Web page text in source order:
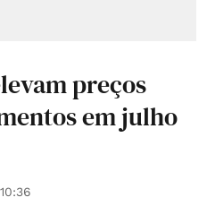
preços
em julho